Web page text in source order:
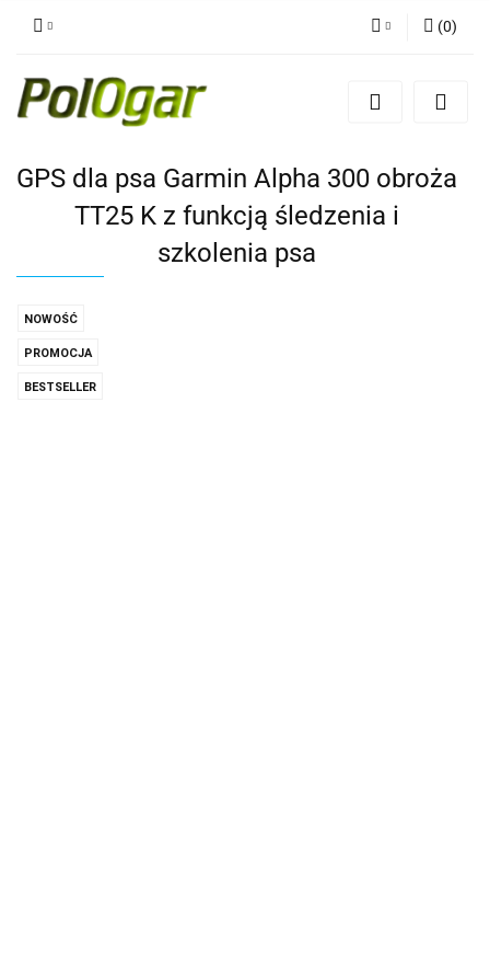
(0)
GPS dla psa Garmin Alpha 300 obroża
TT25 K z funkcją śledzenia i
szkolenia psa
NOWOŚĆ
PROMOCJA
BESTSELLER